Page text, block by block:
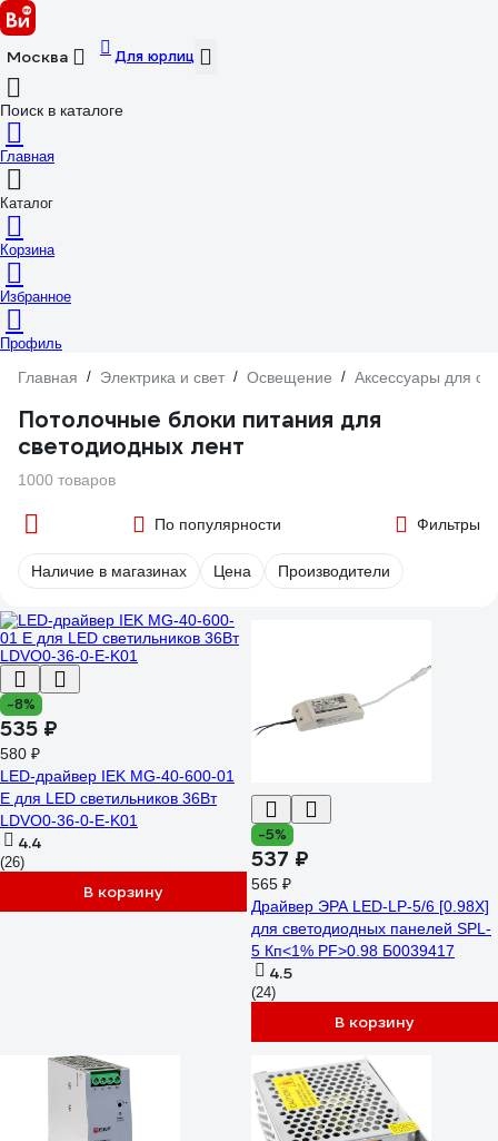
Москва Для юрлиц
Поиск в каталоге
Главная
Каталог
Корзина
Избранное
Профиль
Главная / Электрика и свет / Освещение / Аксессуары для
Потолочные блоки питания для
светодиодных лент
1000 товаров
По популярности Фильтры
Наличие в магазинах Цена Производители
-8%
535 ₽
580 ₽
LED-драйвер IEK MG-40-600-01
E для LED светильников 36Вт
LDVO0-36-0-E-K01
4.4
(26)
В корзину
-5%
537 ₽
565 ₽
Драйвер ЭРА LED-LP-5/6 [0.98X]
для светодиодных панелей SPL-
5 Кп<1% PF>0.98 Б0039417
4.5
(24)
В корзину